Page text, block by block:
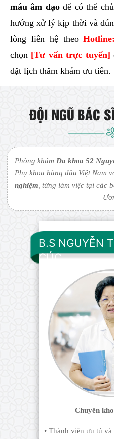
máu âm đạođể có thể
hướng xử lý kịp thời và
lòng liên hệ theo
chọn [Tư vấn trực tuyến]
đặt lịch thăm khám ưu tiên.
ĐỘI NGŨ BÁC
Phòng khámĐa khoa 52
Phụ khoa hàng đầu Việt Nam
nghiệm , từng làm việc tại các
B.S NGUYỄN
CÚC
Chuyên
• Thành viên ưu tú